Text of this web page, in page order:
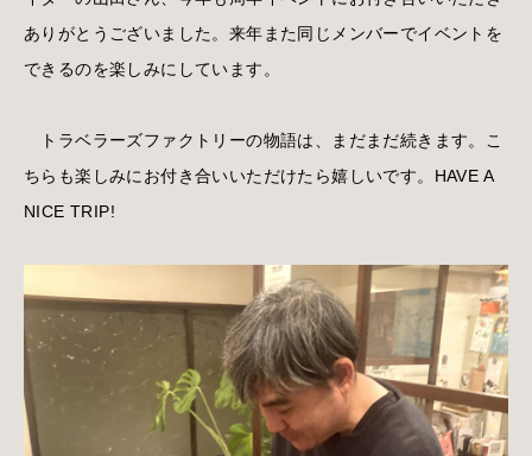
ありがとうございました。来年また同じメンバーでイベントを
できるのを楽しみにしています。
トラベラーズファクトリーの物語は、まだまだ続きます。こ
ちらも楽しみにお付き合いいただけたら嬉しいです。HAVE A
NICE TRIP!